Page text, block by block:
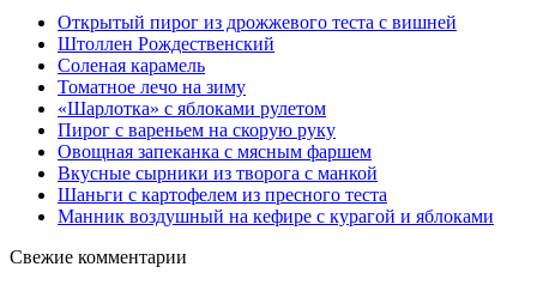
Открытый пирог из дрожжевого теста с вишней
Штоллен Рождественский
Соленая карамель
Томатное лечо на зиму
«Шарлотка» с яблоками рулетом
Пирог с вареньем на скорую руку
Овощная запеканка с мясным фаршем
Вкусные сырники из творога с манкой
Шаньги с картофелем из пресного теста
Манник воздушный на кефире с курагой и яблоками
Свежие комментарии